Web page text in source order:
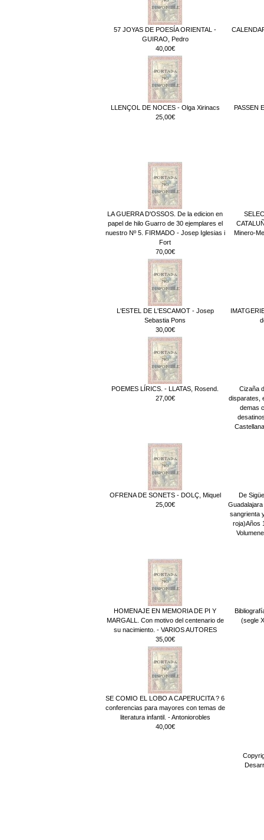
57 JOYAS DE POESÍA ORIENTAL -
GUIRAO, Pedro
40,00€
LLENÇOL DE NOCES - Olga Xirinacs
25,00€
PASSEN
LA GUERRA D'OSSOS. De la edicion en
papel de hilo Guarro de 30 ejemplares el
nuestro Nº 5. FIRMADO - Josep Iglesias i
Fort
70,00€
Minero-
L'ESTEL DE L'ESCAMOT - Josep
Sebastia Pons
30,00€
POEMES LÍRICS. - LLATAS, Rosend.
27,00€
Cizaña
disparates,
demas
OFRENA DE SONETS - DOLÇ, Miquel
25,00€
De
sangrienta
roja)Años
HOMENAJE EN MEMORIA DE PI Y
MARGALL. Con motivo del centenario de
su nacimiento. - VARIOS AUTORES
35,00€
(segle
SE COMIO EL LOBO A CAPERUCITA ? 6
conferencias para mayores con temas de
literatura infantil. - Antoniorobles
40,00€